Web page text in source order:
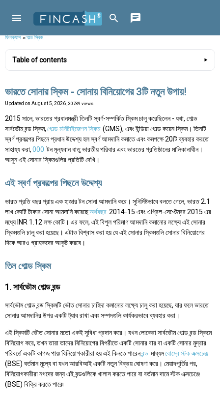
ফিনক্যাশ»গোল্ড স্কিম
Table of contents
ভারতে সোনার স্কিম - সোনায় বিনিয়োগের 3টি নতুন উপায়!
Updated on August 5, 2026 , 30789 views
2015 সালে, ভারতের প্রধানমন্ত্রী তিনটি স্বর্ণ-সম্পর্কিত স্কিম চালু করেছিলেন - যথা, গোল্ড
সার্বভৌম বন্ড স্কিম,গোল্ড মনিটাইজেশন স্কিম (GMS), এবং ইন্ডিয়া গোল্ড কয়েন স্কিম। তিনটি
স্বর্ণ প্রকল্পের পিছনে প্রধান উদ্দেশ্য হল স্বর্ণ আমদানি কমাতে এবং কমপক্ষে 20টি ব্যবহার করতে
সাহায্য করা,000 টন মূল্যবান ধাতু ভারতীয় পরিবার এবং ভারতের প্রতিষ্ঠানের মালিকানাধীন।
আসুন এই সোনার স্কিমগুলির প্রতিটি দেখি।
এই স্বর্ণ প্রকল্পের পিছনে উদ্দেশ্য
ভারত প্রতি বছর প্রায় এক হাজার টন সোনা আমদানি করে। সুনির্দিষ্টভাবে বলতে গেলে, ভারত 2.1
লাখ কোটি টাকার সোনা আমদানি করেছেঅর্থবছর 2014-15 এবং এপ্রিল-সেপ্টেম্বর 2015 এর
মধ্যে INR 1.12 লক্ষ কোটি। এর ফলে, এই বিপুল পরিমাণ আমদানি কমানোর লক্ষ্যে এই সোনার
স্কিমগুলি চালু করা হয়েছে। এটাও বিশ্বাস করা হয় যে এই সোনার স্কিমগুলি সোনার বিনিয়োগের
দিকে আরও গ্রাহকদের আকৃষ্ট করবে।
তিন গোল্ড স্কিম
1. সার্বভৌম গোল্ড বন্ড
সার্বভৌম গোল্ড বন্ড স্কিমটি ভৌত সোনার চাহিদা কমানোর লক্ষ্যে চালু করা হয়েছে, যার ফলে ভারতে
সোনার আমদানির উপর একটি ট্যাব রাখা এবং সম্পদগুলি কার্যকরভাবে ব্যবহার করা।
এই স্কিমটি ভৌত সোনার মতো একই সুবিধা প্রদান করে। যখন লোকেরা সার্বভৌম গোল্ড বন্ড স্কিমে
বিনিয়োগ করে, তখন তারা তাদের বিনিয়োগের বিপরীতে একটি সোনার বার বা একটি সোনার মুদ্রার
পরিবর্তে একটি কাগজ পায়৷ বিনিয়োগকারীরা হয় এই কিনতে পারেনবন্ড মাধ্যমবোম্বে স্টক এক্সচেঞ্জ
(BSE) বর্তমান মূল্যে বা যখন আরবিআই একটি নতুন বিক্রয় ঘোষণা করে। মেয়াদপূর্তির পর,
বিনিয়োগকারীরা নগদের জন্য এই বন্ডগুলিকে খালাস করতে পারে বা বর্তমান দামে স্টক এক্সচেঞ্জে
(BSE) বিক্রি করতে পারে৷